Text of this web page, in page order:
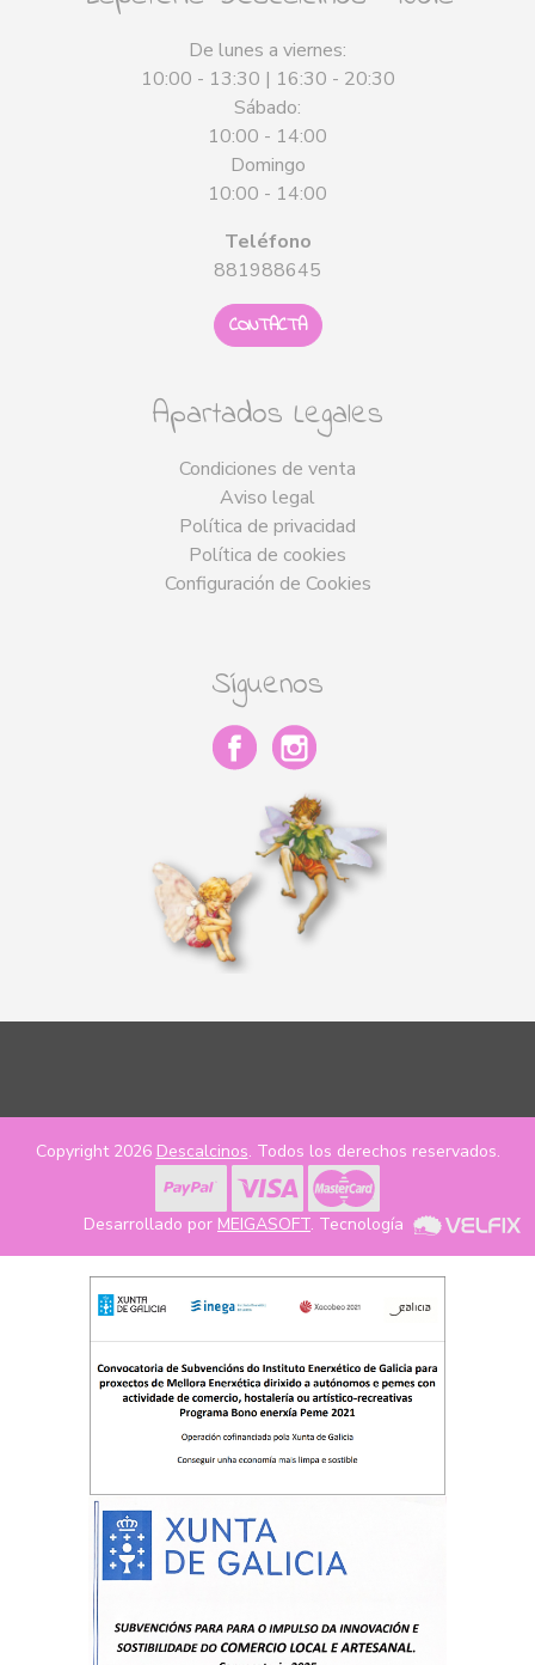
De lunes a viernes:
10:00 - 13:30 | 16:30 - 20:30
Sábado:
10:00 - 14:00
Domingo
10:00 - 14:00
Teléfono
881988645
CONTACTA
Apartados Legales
Condiciones de venta
Aviso legal
Política de privacidad
Política de cookies
Configuración de Cookies
Síguenos
Copyright 2026 Descalcinos. Todos los derechos reservados.
Desarrollado por MEIGASOFT. Tecnología